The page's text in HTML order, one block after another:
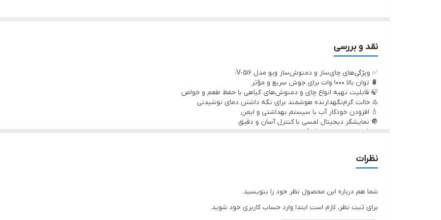
سایز کتری
سایز قوری
جنس کتری پیرکس مقاوم در برابر حرارت
نوع المنت
نقد و بررسی
✅ ویژگی‌های چای‌ساز و دمنوش‌ساز ویو مدل V-516:
🔋 توان بالا 1000 وات برای جوش سریع و مؤثر
🍃 قابلیت تهیه انواع چای و دمنوش‌های گیاهی با حفظ طعم و خواص
♨️ حالت گرم‌نگهدارنده هوشمند برای نگه داشتن دمای نوشیدنی
💧 افزودن خودکار آب با سیستم بهداشتی و ایمن
🔘 نمایشگر دیجیتال لمسی با کنترل آسان و دقیق
🧼 فیلتر استیل ضدزنگ 304، مقاوم و بهداشتی
🎛️ چندین برنامه عملکرد متنوع برای کاربری‌های مختلف
🏠 مناسب برای منزل، محل کار، دفتر یا استفاده روزانه
نظرات
شما هم درباره این محصول نظر خود را بنویسید.
برای ثبت نظر، لازم است ابتدا وارد حساب کاربری خود شوید.